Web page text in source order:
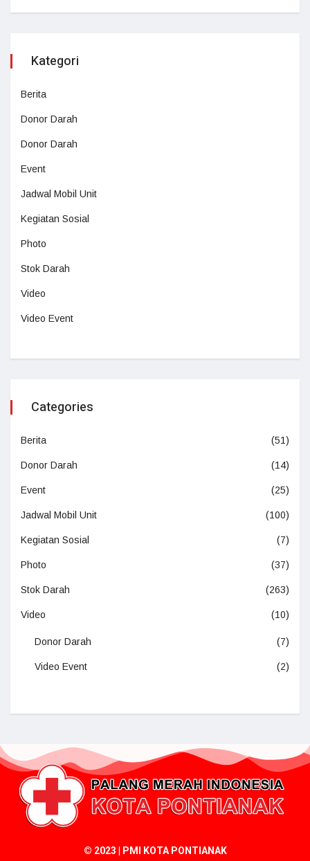
Kategori
Berita
Donor Darah
Donor Darah
Event
Jadwal Mobil Unit
Kegiatan Sosial
Photo
Stok Darah
Video
Video Event
Categories
Berita (51)
Donor Darah (14)
Event (25)
Jadwal Mobil Unit (100)
Kegiatan Sosial (7)
Photo (37)
Stok Darah (263)
Video (10)
Donor Darah (7)
Video Event (2)
© 2023 | PMI KOTA PONTIANAK